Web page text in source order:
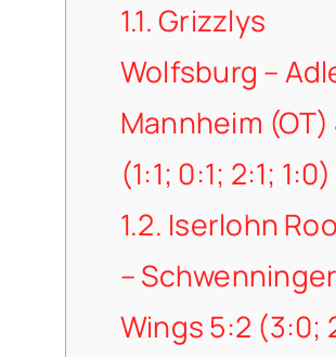
1.1.Grizzlys
Wolfsburg –
Mannheim (OT)
(1:1; 0:1; 2:1; 1:0)
1.2. Iserlohn
–
Wings 5:2 (3:0;